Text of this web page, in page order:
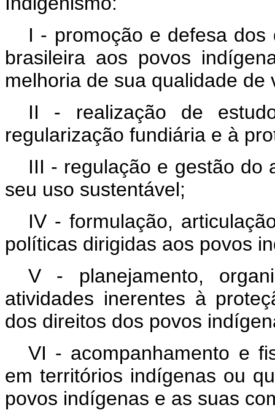
I - promoção e defesa dos
brasileira aos povos
melhoria de sua qualidade de
II - realização de
regularização fundiária e à
III - regulação e gestão do
seu uso sustentável;
IV - formulação,
políticas dirigidas aos povos
V - planejamento,
atividades inerentes à
dos direitos dos povos
VI - acompanhamento e
em territórios indígenas ou
povos indígenas e as suas